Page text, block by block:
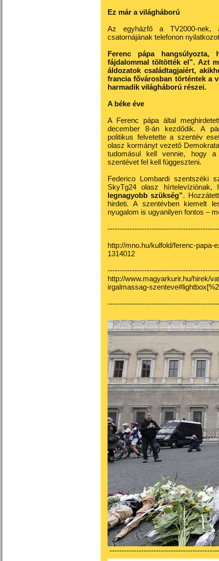
Ez már a világháború
Az egyházfő a TV2000-
csatornájának telefonon
Ferenc pápa hangsúlyozta,
fájdalommal töltötték el”. Azt
áldozatok családtagjaiért,
francia fővárosban történtek a
harmadik világháború részei.
A béke éve
A Ferenc pápa által
december 8-án kezdődik. A
politikus felvetette a szentév
olasz kormányt vezető
tudomásul kell vennie, hogy
szentévet fel kell függeszteni.
Federico Lombardi szentszéki
SkyTg24 olasz
legnagyobb szükség”.
hirdeti. A szentévben kiemelt
nyugalom is ugyanilyen fontos –
http://mno.hu/kulfold/ferenc-
1314012
http://www.magyarkurir.hu/hirek/
irgalmassag-